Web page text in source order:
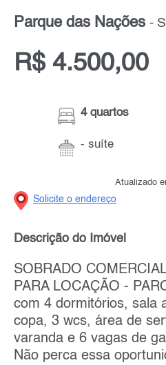
Parque das Nações -
R$ 4.500,00
4 quartos
- suíte
Atualizado
Solicite o endereço
Descrição do Imóvel
SOBRADO
PARA LOCAÇÃO -
com 4 dormitórios, sala
copa, 3 wcs, área de
varanda e 6 vagas de
Não perca essa